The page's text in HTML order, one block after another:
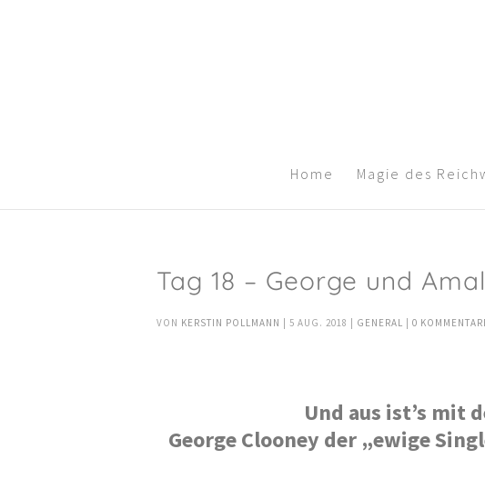
Home Magie des
Tag 18 – George und
VON KERSTIN POLLMANN 5 AUG. 2018 GENERAL 0
Und aus ist’s mit
George Clooney der „ewige